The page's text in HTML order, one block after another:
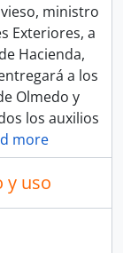
ministro
Exteriores, a
Hacienda,
a los
Olmedo y
los auxilios
more
y uso